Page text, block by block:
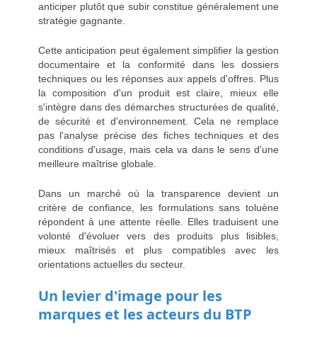
anticiper plutôt que subir constitue généralement une
stratégie gagnante.
Cette anticipation peut également simplifier la gestion
documentaire et la conformité dans les dossiers
techniques ou les réponses aux appels d'offres. Plus
la composition d'un produit est claire, mieux elle
s'intègre dans des démarches structurées de qualité,
de sécurité et d'environnement. Cela ne remplace
pas l'analyse précise des fiches techniques et des
conditions d'usage, mais cela va dans le sens d'une
meilleure maîtrise globale.
Dans un marché où la transparence devient un
critère de confiance, les formulations sans toluène
répondent à une attente réelle. Elles traduisent une
volonté d'évoluer vers des produits plus lisibles,
mieux maîtrisés et plus compatibles avec les
orientations actuelles du secteur.
Un levier d'image pour les
marques et les acteurs du BTP